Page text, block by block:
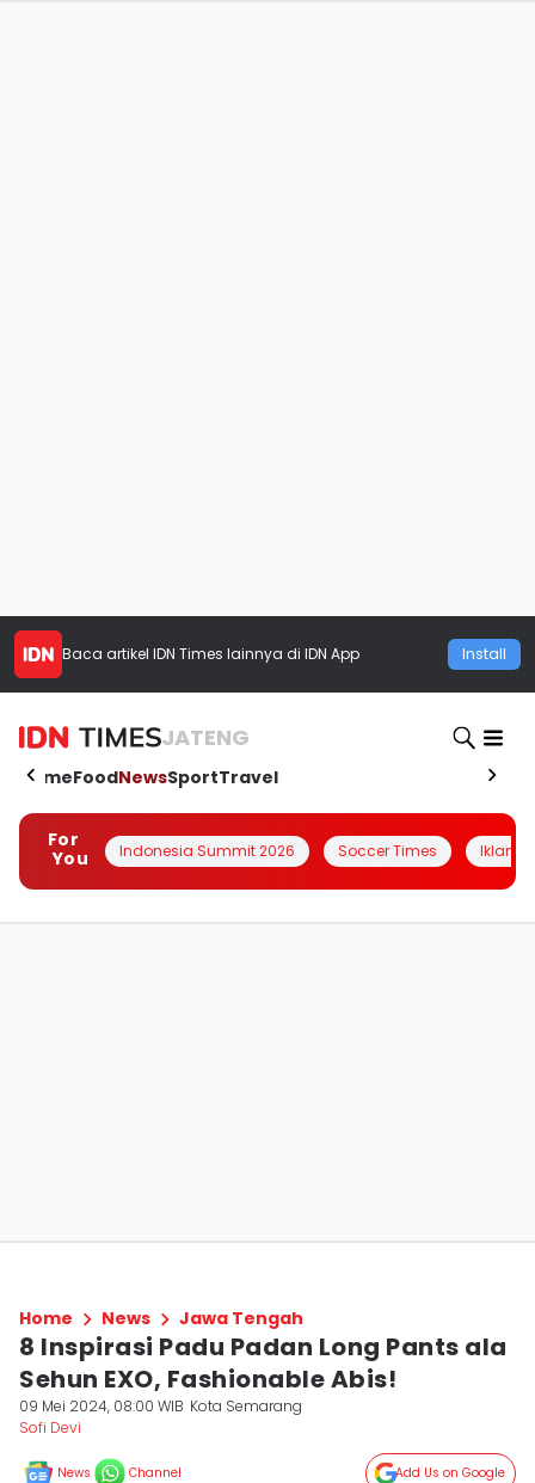
Baca artikel IDN Times lainnya di IDN App Install
JATENG
HomeFoodNewsSportTravel
For
You
Indonesia Summit 2026 Soccer Times Iklanin
Home News Jawa Tengah
8 Inspirasi Padu Padan Long Pants ala
Sehun EXO, Fashionable Abis!
09 Mei 2024, 08:00 WIB Kota Semarang
Sofi Devi
News Channel Add Us on Google